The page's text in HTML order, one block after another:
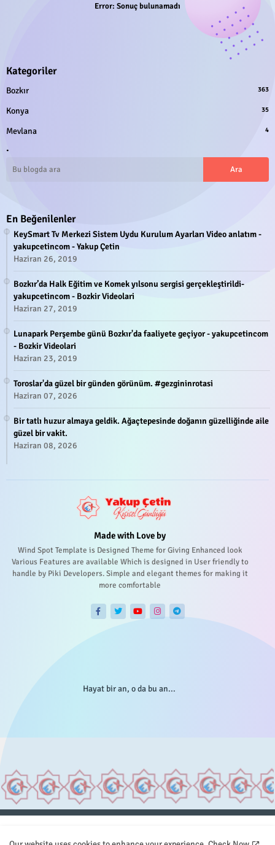
Error: Sonuç bulunamadı
Kategoriler
Bozkır 363
Konya 35
Mevlana 4
.
En Beğenilenler
KeySmart Tv Merkezi Sistem Uydu Kurulum Ayarları Video anlatım -
yakupcetincom - Yakup Çetin
Haziran 26, 2019
Bozkır’da Halk Eğitim ve Komek yılsonu sergisi gerçekleştirildi-
yakupcetincom - Bozkir Videolari
Haziran 27, 2019
Lunapark Perşembe günü Bozkır'da faaliyete geçiyor - yakupcetincom
- Bozkir Videolari
Haziran 23, 2019
Toroslar'da güzel bir günden görünüm. #gezgininrotasi
Haziran 07, 2026
Bir tatlı huzur almaya geldik. Ağaçtepesinde doğanın güzelliğinde aile
güzel bir vakit.
Haziran 08, 2026
Made with Love by
Wind Spot Template is Designed Theme for Giving Enhanced look
Various Features are available Which is designed in User friendly to
handle by Piki Developers. Simple and elegant themes for making it
more comfortable
Hayat bir an, o da bu an...